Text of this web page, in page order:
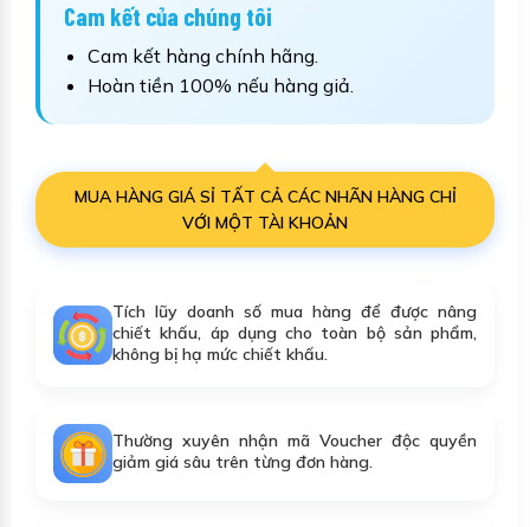
Cam kết của chúng tôi
Cam kết hàng chính hãng.
Hoàn tiền 100% nếu hàng giả.
MUA HÀNG GIÁ SỈ TẤT CẢ CÁC NHÃN HÀNG CHỈ
VỚI MỘT TÀI KHOẢN
Tích lũy doanh số mua hàng để được nâng
chiết khấu, áp dụng cho toàn bộ sản phẩm,
không bị hạ mức chiết khấu.
Thường xuyên nhận mã Voucher độc quyền
giảm giá sâu trên từng đơn hàng.